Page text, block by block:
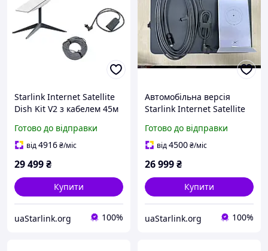
Starlink Internet Satellite
Dish Kit V2 з кабелем 45м
адаптер
Готово до відправки
від4916₴/міс
29 499₴
Купити
uaStarlink.org 100%
Автомобільна версія
Starlink Internet Satellite
Готово до відправки
від4500₴/міс
26 999₴
Купити
uaStarlink.org 100%